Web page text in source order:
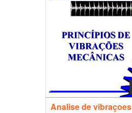
Analise de vibraçoes